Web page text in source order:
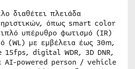
διαθέτει πλειάδα
όπως smart color
υπέρυθρο φωτισμό (IR)
(WL) με εμβέλεια έως 30m,
digital WDR, 3D DNR,
AI-powered person / vehicle